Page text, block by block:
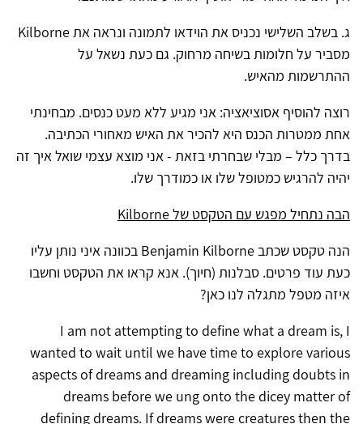
ג. בשלב השלישי נכניס את הוידאו לתמונה ונראה את Kilborne
מסביר על חלומות בשיחה מרחוק. גם כעת נשאל על
ההתרשמות מהאיש.
רוצה להוסיף אסוציאציה: אני מגיע ללא מעט כנסים. מבחינתי
אחת ממטרות הכנס היא להכיר את האיש מאחורי הכתיבה.
בדרך כלל – מבלי שבחרתי בזאת - אני מוצא עצמי שואל איך זה
יהיה להרגיש כמטופל שלו או כמודרך שלו.
הבה נתחיל מפגש עם הטקסט של Kilborne
הנה טקסט שכתב Benjamin Kilborne בכוונה איני נותן עליו
כעת עוד פרטים. סבלנות (חיוך). אנא קראו את הטקסט וחשבו
איזה מטפל מתגלה לנו כאן?
I am not attempting to define what a dream is, I
wanted to wait until we have time to explore various
aspects of dreams and dreaming including doubts in
dreams before we ung onto the dicey matter of
defining dreams. If dreams were creatures then the